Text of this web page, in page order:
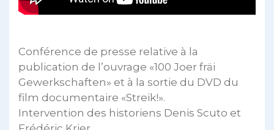
Conférence de presse relative à la
publication de l’ouvrage «100 Joer fräi
Gewerkschaften» et à la sortie du DVD du
film documentaire «Streik!».
Intervention des historiens Denis Scuto et